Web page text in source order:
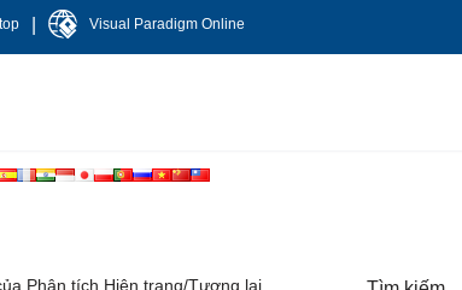
Visual Paradigm Online
Phân tích Hiện trạng/Tương lai